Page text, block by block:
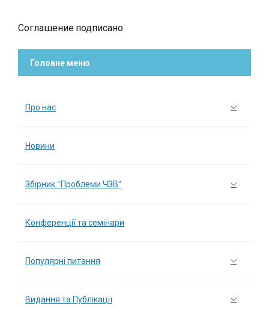
Соглашение подписано
Головне меню
Про нас
Новини
Збірник “Проблеми ЧЗВ”
Конференції та семінари
Популярні питання
Видання та Публікації